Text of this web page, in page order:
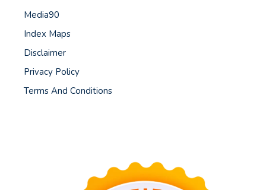
Media90
Index Maps
Disclaimer
Privacy Policy
Terms And Conditions